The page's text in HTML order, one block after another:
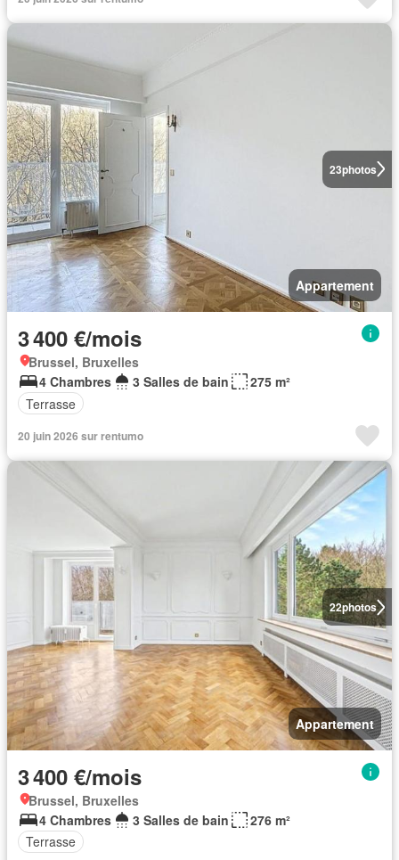
23photos
Appartement
3 400 €/mois
Brussel, Bruxelles
4 Chambres
3 Salles de bain
275 m²
Terrasse
20 juin 2026 sur rentumo
22photos
Appartement
3 400 €/mois
Brussel, Bruxelles
4 Chambres
3 Salles de bain
276 m²
Terrasse